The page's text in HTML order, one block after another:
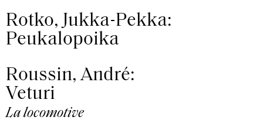
Rotko, Jukka-Pekka:
Peukalopoika
Roussin, André:
Veturi
La locomotive